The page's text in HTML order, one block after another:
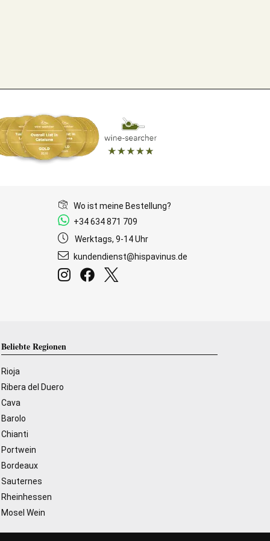
Wo ist meine Bestellung?
+34 634 871 709
Werktags, 9-14 Uhr
kundendienst@hispavinus.de
Beliebte Regionen
Rioja
Ribera del Duero
Cava
Barolo
Chianti
Portwein
Bordeaux
Sauternes
Rheinhessen
Mosel Wein